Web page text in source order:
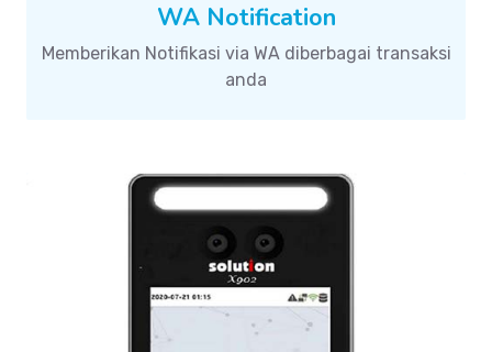
WA Notification
Memberikan Notifikasi via WA diberbagai transaksi
anda